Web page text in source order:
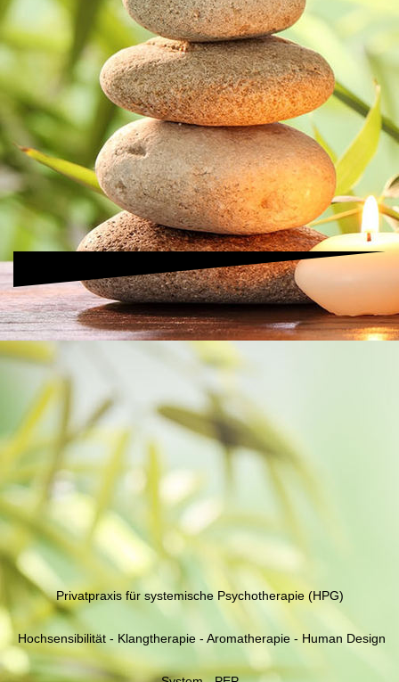
Privatpraxis für systemische Psychotherapie (HPG)
Hochsensibilität - Klangtherapie - Aromatherapie - Human Design